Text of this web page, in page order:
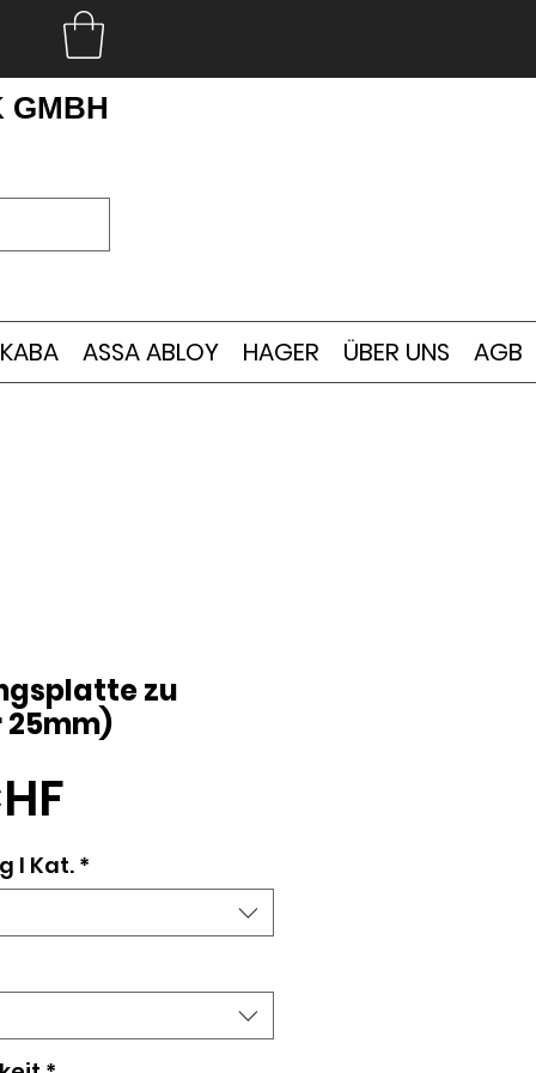
GMBH
ASSA ABLOY HAGER ÜBER UNS AGB
zu
25mm)
Preis
l Kat. *